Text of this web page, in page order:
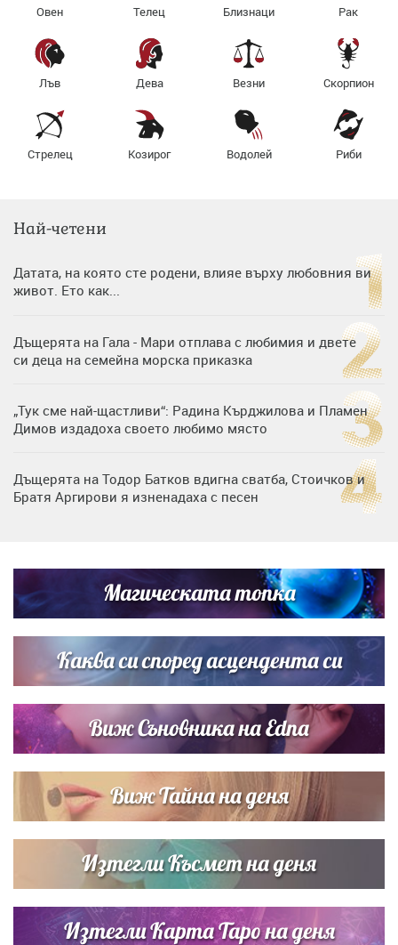
Овен Телец Близнаци Рак
Лъв Дева Везни Скорпион
Стрелец Козирог Водолей Риби
Най-четени
Датата, на която сте родени, влияе върху любовния ви
живот. Ето как...
Дъщерята на Гала - Мари отплава с любимия и двете
си деца на семейна морска приказка
„Тук сме най-щастливи“: Радина Кърджилова и Пламен
Димов издадоха своето любимо място
Дъщерята на Тодор Батков вдигна сватба, Стоичков и
Братя Аргирови я изненадаха с песен
Списъкът е ясен: Джей Ло и Риана във ВИП гостите на
сватбата на Роналдо
Магическата топка
Каква си според асцендента си
Виж Съновника на Edna
Виж Тайна на деня
Изтегли Късмет на деня
Изтегли Карта Таро на деня